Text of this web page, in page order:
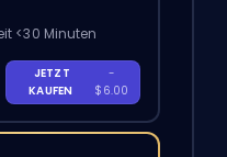
<30 Minuten
JETZT
KAUFEN
-
$6.00